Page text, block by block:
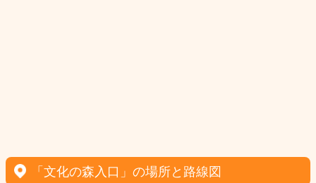
「文化の森入口」の場所と路線図